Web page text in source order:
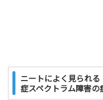
ニートによく見られ
症スペクトラム障害の